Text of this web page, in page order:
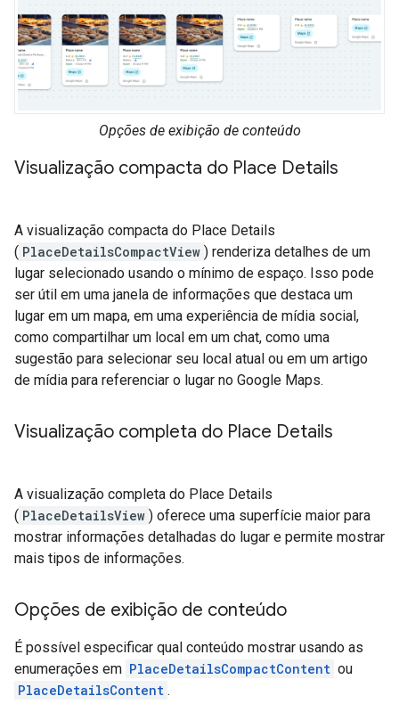
Opções de exibição de conteúdo
Visualização compacta do Place Details
A visualização compacta do Place Details
( PlaceDetailsCompactView ) renderiza detalhes de um
lugar selecionado usando o mínimo de espaço. Isso pode
ser útil em uma janela de informações que destaca um
lugar em um mapa, em uma experiência de mídia social,
como compartilhar um local em um chat, como uma
sugestão para selecionar seu local atual ou em um artigo
de mídia para referenciar o lugar no Google Maps.
Visualização completa do Place Details
A visualização completa do Place Details
( PlaceDetailsView ) oferece uma superfície maior para
mostrar informações detalhadas do lugar e permite mostrar
mais tipos de informações.
Opções de exibição de conteúdo
É possível especificar qual conteúdo mostrar usando as
enumerações em PlaceDetailsCompactContent ou
PlaceDetailsContent .